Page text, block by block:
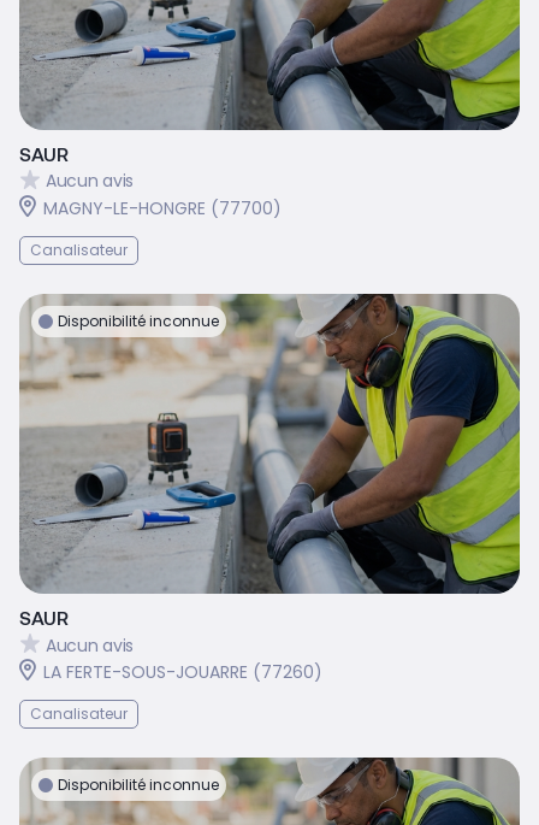
SAUR
Aucun avis
MAGNY-LE-HONGRE (77700)
Canalisateur
Disponibilité inconnue
SAUR
Aucun avis
LA FERTE-SOUS-JOUARRE (77260)
Canalisateur
Disponibilité inconnue